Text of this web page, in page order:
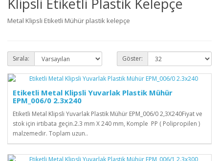
Klipsli Etiketli Plastik Kelepçe
Metal Klipsli Etiketli Mühür plastik kelepçe
Sırala: Göster:
Etiketli Metal Klipsli Yuvarlak Plastik Mühür
EPM_006/0 2.3x240
Etiketli Metal Klipsli Yuvarlak Plastik Mühür EPM_006/0 2,3X240Fiyat ve
stok için irtibata geçin.2.3 mm X 240 mm, Komple PP ( Polipropilen )
malzemedir. Toplam uzun..